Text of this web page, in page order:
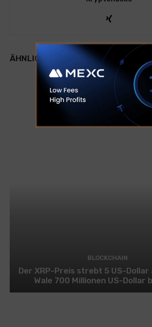
ÄHNLICHE ARTIKEL
BLOCKCHAIN
Der XRP-Preis strebt 5 US-Dollar
Wale 700 Millionen US-Dollar